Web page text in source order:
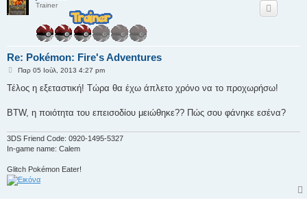
Trainer
Re: Pokémon: Fire's Adventures
Δ
μ
ί
σ
η
Παρ 05 Ιούλ, 2013 4:27 pm
Τέλος η εξεταστική! Τώρα θα έχω άπλετο χρόνο να το προχωρήσω!
BTW, η ποιότητα του επεισοδίου μειώθηκε?? Πώς σου φάνηκε εσένα?
3DS Friend Code: 0920-1495-5327
In-game name: Calem
Glitch Pokémon Eater!